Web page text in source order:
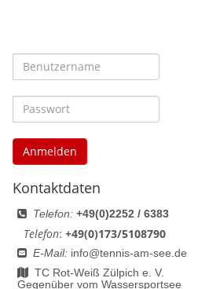
Anmelden
Kontaktdaten
Telefon: +49(0)2252 / 6383
Telefon: +49(0)173/5108790
E-Mail: info@tennis-am-see.de
TC Rot-Weiß Zülpich e. V.
Gegenüber vom Wassersportsee